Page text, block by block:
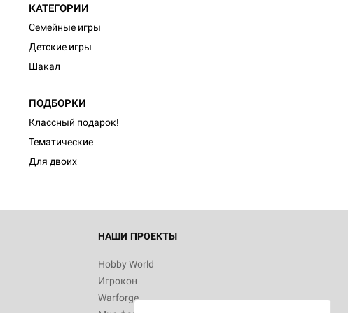
КАТЕГОРИИ
Семейные игры
Детские игры
Шакал
ПОДБОРКИ
Классный подарок!
Тематические
Для двоих
НАШИ ПРОЕКТЫ
Hobby World
Игрокон
Warforge